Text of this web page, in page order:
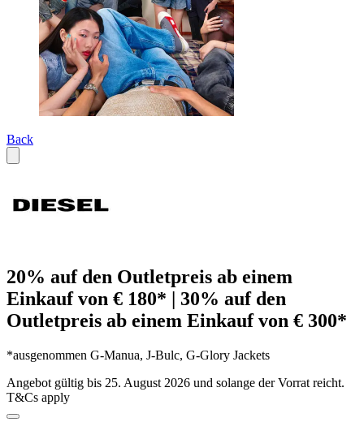
Back
20% auf den Outletpreis ab einem
Einkauf von € 180* | 30% auf den
Outletpreis ab einem Einkauf von € 300*
*ausgenommen G-Manua, J-Bulc, G-Glory Jackets
Angebot gültig bis 25. August 2026 und solange der Vorrat reicht.
T&Cs apply